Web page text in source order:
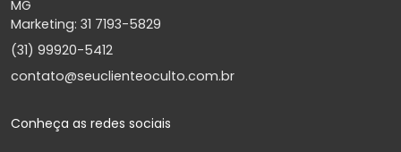
MG
Marketing: 31 7193-5829
(31) 99920-5412
contato@seuclienteoculto.com.br
Conheça as redes sociais